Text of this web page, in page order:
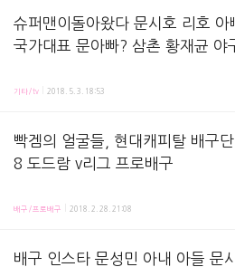
슈퍼맨이돌아왔다 문시호 리호 아
국가대표 문아빠? 삼촌 황재균 야
슈퍼맨이 돌아왔다 232회 예고에서 처음 보는 아가
기타/tv 2018. 5. 3. 18:53
빡겜의 얼굴들, 현대캐피탈 배구
8 도드람 v리그 프로배구
현대캐피탈 배구단 경기장에서 몇 모습이 담겼어요.
배구/프로배구 2018. 2. 28. 21:08
배구 인스타 문성민 아내 아들 문